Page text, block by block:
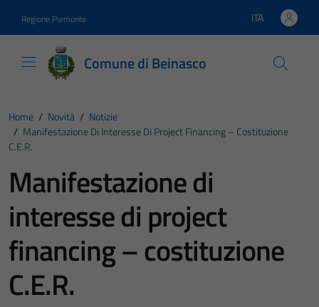
Regione Piemonte Lingua attiva:
ITA
Comune di Beinasco
Home / Novità / Notizie
/ Manifestazione Di Interesse Di Project Financing – Costituzione
C.E.R.
Manifestazione di
interesse di project
financing – costituzione
C.E.R.